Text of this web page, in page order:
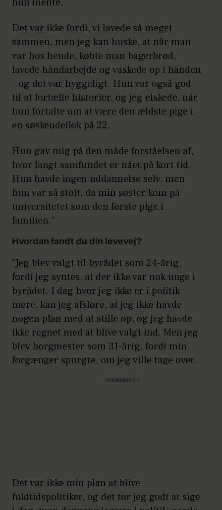
hun mente.
Det var ikke fordi, vi lavede så meget
sammen, men jeg kan huske, at når man
var hos hende, købte man bagerbrød,
lavede håndarbejde og vaskede op i hånden
– og det var hyggeligt. Hun var også god
til at fortælle historier, og jeg elskede, når
hun fortalte om at være den ældste pige i
en søskendeflok på 22.
Hun gav mig på den måde forståelsen af,
hvor langt samfundet er nået på kort tid.
Hun havde ingen uddannelse selv, men
hun var så stolt, da min søster kom på
universitetet som den første pige i
familien."
Hvordan fandt du din levevej?
"Jeg blev valgt til byrådet som 24-årig,
fordi jeg syntes, at der ikke var nok unge i
byrådet. I dag hvor jeg ikke er i politik
mere, kan jeg afsløre, at jeg ikke havde
nogen plan med at stille op, og jeg havde
ikke regnet med at blive valgt ind. Men jeg
blev borgmester som 31-årig, fordi min
forgænger spurgte, om jeg ville tage over.
Annonce
Det var ikke min plan at blive
fuldtidspolitiker, og det tør jeg godt at sige